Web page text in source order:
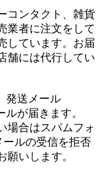
コンタクト、雑貨
業者に注文をして
しています。お届
舗には代行してい
発送メール
が届きます。
場合はスパムフォ
ールの受信を拒否
願いします。